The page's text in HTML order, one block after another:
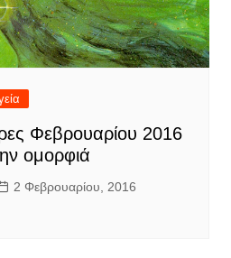
Φεβρουαρίου 2016
ομορφιά
2 Φεβρουαρίου, 2016